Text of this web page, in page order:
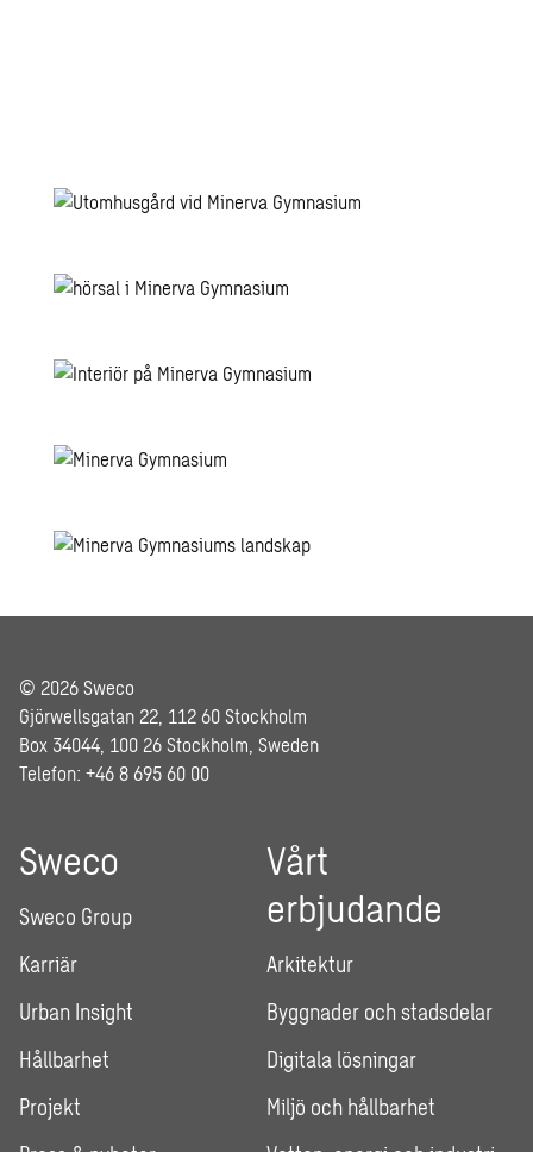
© 2026 Sweco
Gjörwellsgatan 22, 112 60 Stockholm
Box 34044, 100 26 Stockholm, Sweden
Telefon: +46 8 695 60 00
Sweco
Sweco Group
Karriär
Urban Insight
Hållbarhet
Projekt
Vårt
erbjudande
Arkitektur
Byggnader och stadsdelar
Digitala lösningar
Miljö och hållbarhet